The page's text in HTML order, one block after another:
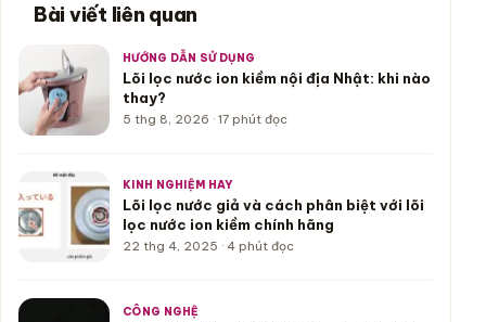
Bài viết liên quan
HƯỚNG DẪN SỬ DỤNG
Lõi lọc nước ion kiềm nội địa Nhật: khi nào
thay?
5 thg 8, 2026 · 17 phút đọc
KINH NGHIỆM HAY
Lõi lọc nước giả và cách phân biệt với lõi
lọc nước ion kiềm chính hãng
22 thg 4, 2025 · 4 phút đọc
CÔNG NGHỆ